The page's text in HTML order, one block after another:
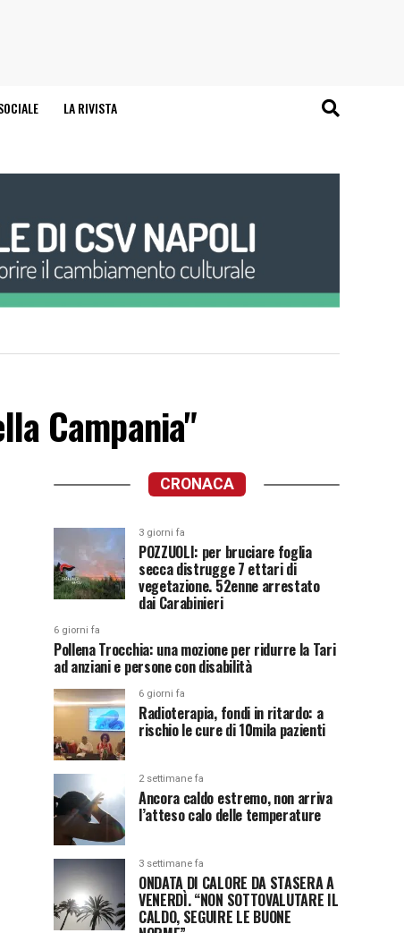
LA RIVISTA
Campania"
CRONACA
3 giorni fa
POZZUOLI: per bruciare foglia
secca distrugge 7 ettari di
vegetazione. 52enne arrestato
dai Carabinieri
6 giorni fa
Pollena Trocchia: una mozione per ridurre la Tari
ad anziani e persone con disabilità
6 giorni fa
Radioterapia, fondi in ritardo: a
rischio le cure di 10mila pazienti
2 settimane fa
Ancora caldo estremo, non arriva
l’atteso calo delle temperature
3 settimane fa
ONDATA DI CALORE DA STASERA A
VENERDÌ. “NON SOTTOVALUTARE IL
CALDO, SEGUIRE LE BUONE